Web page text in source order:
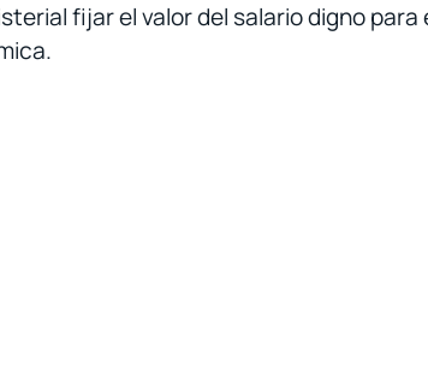
fijar el valor del salario digno para